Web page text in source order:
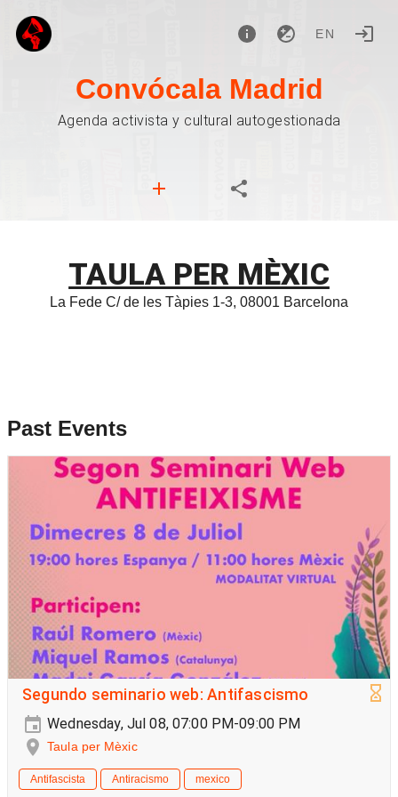
EN
Convócala Madrid
Agenda activista y cultural autogestionada
TAULA PER MÈXIC
La Fede C/ de les Tàpies 1-3, 08001 Barcelona
Past Events
Segundo seminario web: Antifascismo
Wednesday, Jul 08, 07:00 PM-09:00 PM
Taula per Mèxic
Antifascista Antiracismo mexico